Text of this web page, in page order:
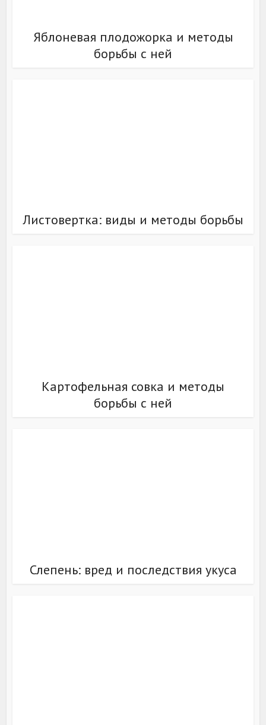
Яблоневая плодожорка и методы
борьбы с ней
Листовертка: виды и методы борьбы
Картофельная совка и методы
борьбы с ней
Слепень: вред и последствия укуса